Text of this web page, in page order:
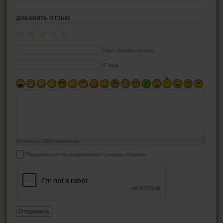
ДОБАВИТЬ ОТЗЫВ
☆
☆
☆
☆
☆
Имя (обязательное)
E-Mail
Осталось: 1000 символов
Подписаться на уведомления о новых отзывах
Отправить